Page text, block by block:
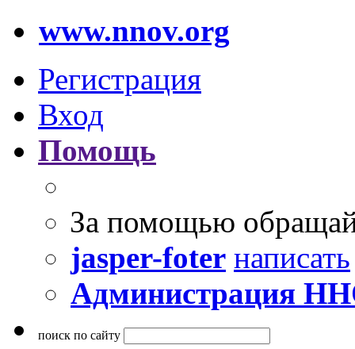
www.nnov.org
Регистрация
Вход
Помощь
За помощью
jasper-foter написать
Администрация
поиск по сайту